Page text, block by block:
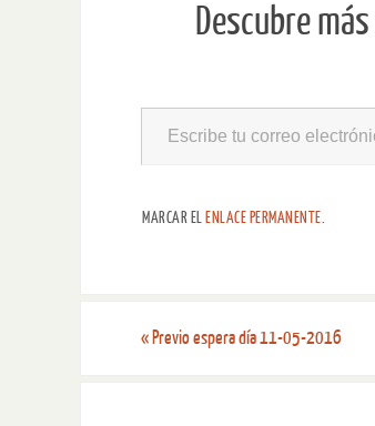
Descubre
MARCAR EL ENLACE PERMANENTE.
« Previo espera día 11-05-2016